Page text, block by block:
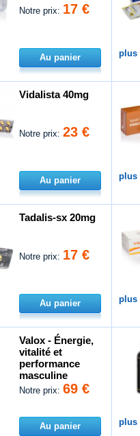
Notre prix: 17 €
Au panier plus
Vidalista 40mg
Notre prix:23 €
Au panier plus
Tadalis-sx 20mg
Notre prix: 17 €
Au panier plus
Valox - Énergie,
vitalité et
performance
masculine
Notre prix:69 €
Au panier plus